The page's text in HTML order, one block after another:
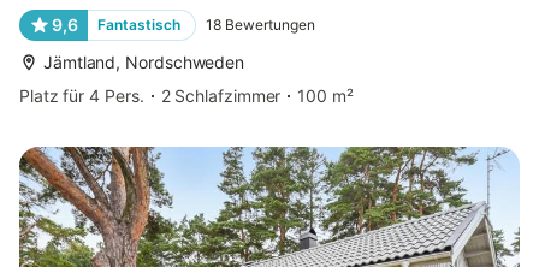
9,6 Fantastisch 18 Bewertungen
Jämtland, Nordschweden
Platz für 4 Pers.
2 Schlafzimmer 100 m²